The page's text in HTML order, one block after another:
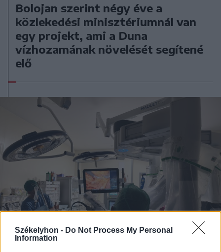
Székelyhon - Do Not Process My Personal
Information
Bolojan szerint négy éve a
közlekedési minisztériumnál van
egy projekt, ami a Duna
vízhozamának növelését segítené
elő